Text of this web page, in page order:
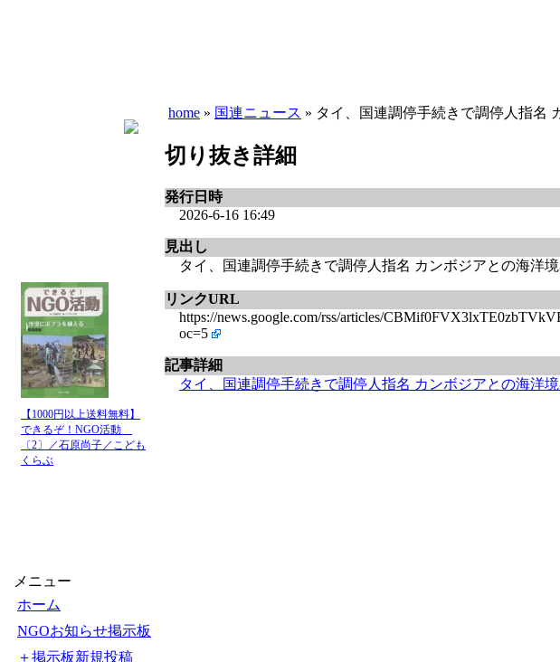
【1000円以上送料無料】
できるぞ！NGO活動
〔2〕／石原尚子／こども
くらぶ
メニュー
ホーム
NGOお知らせ掲示板
＋掲示板新規投稿
home » 国連ニュース » タイ、国連調停手続きで調停人指名
切り抜き詳細
発行日時
2026-6-16 16:49
見出し
タイ、国連調停手続きで調停人指名 カンボジアとの海洋
リンクURL
https://news.google.com/rss/articles/
oc=5
記事詳細
タイ、国連調停手続きで調停人指名 カンボジアとの海洋